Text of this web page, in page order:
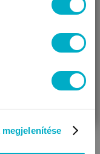
megjelenítése
AJÁNDÉKOT